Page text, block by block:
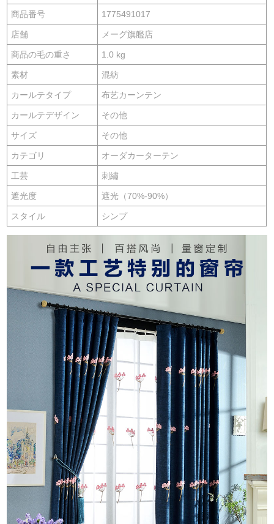
商品番号 1775491017
店舗 メーグ旗艦店
商品の毛の重さ 1.0 kg
素材 混紡
カールテタイプ 布艺カーンテン
カールテデザイン その他
サイズ その他
カテゴリ オーダカーターテン
工芸 刺繡
遮光度 遮光（70%-90%）
スタイル シンプ